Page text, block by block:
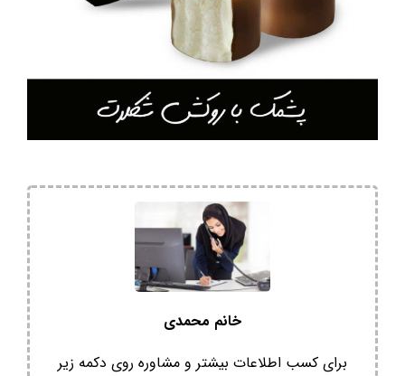
خانم محمدی
برای کسب اطلاعات بیشتر و مشاوره روی دکمه زیر